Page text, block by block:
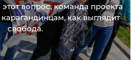
этот вопрос, команда проекта
как выглядит
свобода.